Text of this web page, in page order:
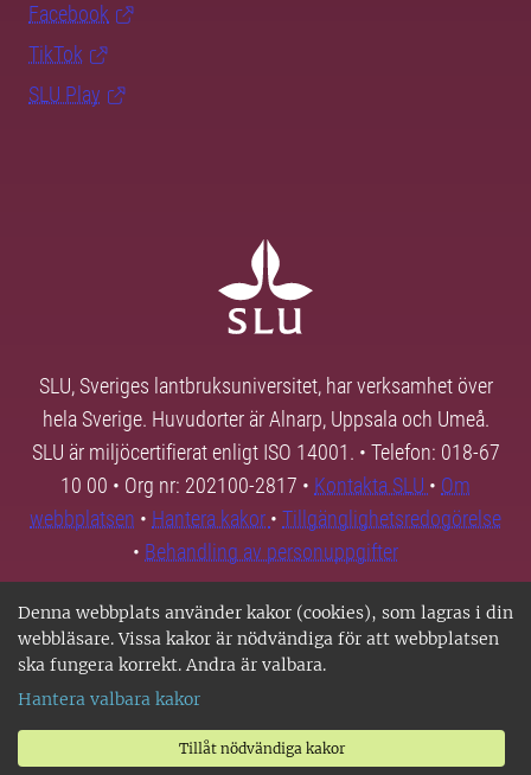
Denna webbplats använder kakor (cookies), som lagras i din
webbläsare. Vissa kakor är nödvändiga för att webbplatsen
ska fungera korrekt. Andra är valbara.
Hantera valbara kakor
Tillåt nödvändiga kakor
Facebook
TikTok
SLU Play
SLU, Sveriges lantbruksuniversitet, har verksamhet över
hela Sverige. Huvudorter är Alnarp, Uppsala och Umeå.
SLU är miljöcertifierat enligt ISO 14001. • Telefon: 018-67
10 00 • Org nr: 202100-2817 • Kontakta SLU • Om
webbplatsen • Hantera kakor • Tillgänglighetsredogörelse
• Behandling av personuppgifter